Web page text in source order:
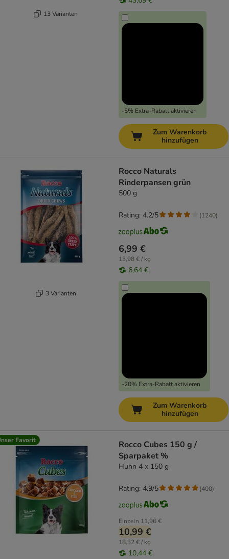
13 Varianten
-5% Extra-Rabatt aktivieren
Zum Warenkorb
hinzufügen
3 Varianten
Rocco Naturals
Rinderpansen grün
500 g
6,99 €
13,98 € / kg
6,64 €
-20% Extra-Rabatt aktivieren
Rating: 4.2/5 (1240)
Zum Warenkorb
hinzufügen
Favorit
Rocco Cubes 150 g /
Sparpaket %
Huhn 4 x 150 g
Einzeln 11,96 €
10,99 €
18,32 € / kg
10,44 €
Rating: 4.9/5 (400)